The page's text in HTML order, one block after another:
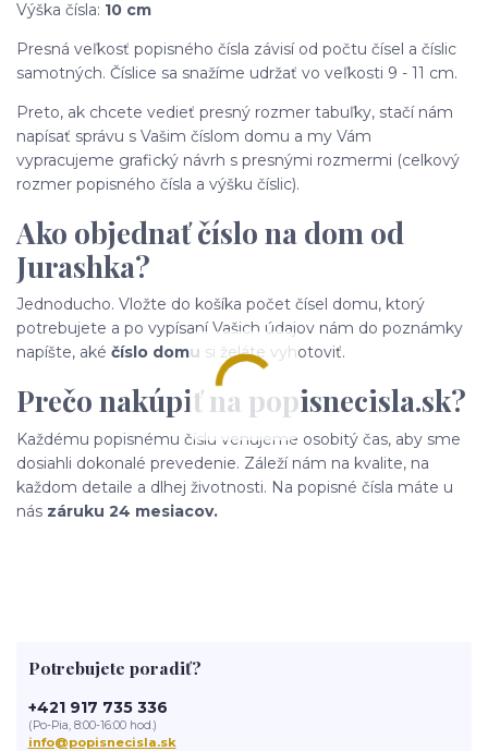
Výška čísla: 10 cm
Presná veľkosť popisného čísla závisí od počtu čísel a číslic
samotných. Číslice sa snažíme udržať vo veľkosti 9 - 11 cm.
Preto, ak chcete vedieť presný rozmer tabuľky, stačí nám
napísať správu s Vašim číslom domu a my Vám
vypracujeme grafický návrh s presnými rozmermi (celkový
rozmer popisného čísla a výšku číslic).
Ako objednať číslo na dom od
Jurashka?
Jednoducho. Vložte do košíka počet čísel domu, ktorý
potrebujete a po vypísaní Vašich údajov nám do poznámky
napíšte, aké číslo domu si želáte vyhotoviť.
Prečo nakúpiť na popisnecisla.sk?
Každému popisnému číslu venujeme osobitý čas, aby sme
dosiahli dokonalé prevedenie. Záleží nám na kvalite, na
každom detaile a dlhej životnosti. Na popisné čísla máte u
nás záruku 24 mesiacov.
Potrebujete poradiť?
+421 917 735 336
(Po-Pia, 8:00-16:00 hod.)
info@popisnecisla.sk